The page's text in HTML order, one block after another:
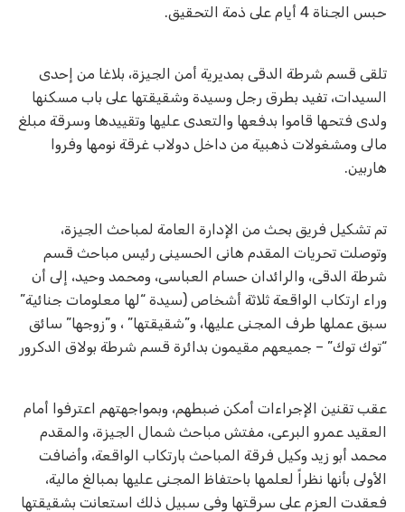
حبس الجناة 4 أيام على ذمة التحقيق.
تلقى قسم شرطة الدقى بمديرية أمن الجيزة، بلاغا من إحدى
السيدات، تفيد بطرق رجل وسيدة وشقيقتها على باب مسكنها
ولدى فتحها قاموا بدفعها والتعدى عليها وتقييدها وسرقة مبلغ
مالى ومشغولات ذهبية من داخل دولاب غرقة نومها وفروا
هاربين.
تم تشكيل فريق بحث من الإدارة العامة لمباحث الجيزة،
وتوصلت تحريات المقدم هانى الحسينى رئيس مباحث قسم
شرطة الدقى، والرائدان حسام العباسى، ومحمد وحيد، إلى أن
وراء ارتكاب الواقعة ثلاثة أشخاص (سيدة “لها معلومات جنائية”
سبق عملها طرف المجنى عليها، و”شقيقتها” ، و”زوجها” سائق
“توك توك” – جميعهم مقيمون بدائرة قسم شرطة بولاق الدكرور
عقب تقنين الإجراءات أمكن ضبطهم، وبمواجهتهم اعترفوا أمام
العقيد عمرو البرعى، مفتش مباحث شمال الجيزة، والمقدم
محمد أبو زيد وكيل فرقة المباحث بارتكاب الواقعة، وأضافت
الأولى بأنها نظراً لعلمها باحتفاظ المجنى عليها بمبالغ مالية،
فعقدت العزم على سرقتها وفى سبيل ذلك استعانت بشقيقتها